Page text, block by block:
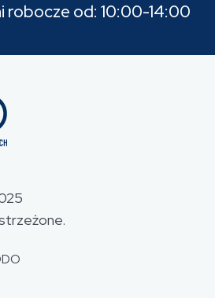
robocze od: 10:00-14:00